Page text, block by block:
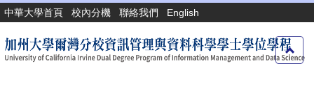
跳
到
主
要
中華大學首頁 校內分機 聯絡我們 English